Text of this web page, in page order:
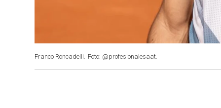
Franco Roncadelli. Foto: @profesionalesaat.